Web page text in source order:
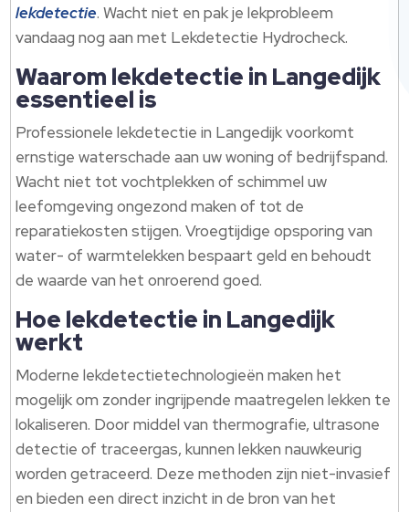
lekdetectie. Wacht niet en pak je lekprobleem
vandaag nog aan met Lekdetectie Hydrocheck.
Waarom lekdetectie in Langedijk
essentieel is
Professionele lekdetectie in Langedijk voorkomt
ernstige waterschade aan uw woning of bedrijfspand.
Wacht niet tot vochtplekken of schimmel uw
leefomgeving ongezond maken of tot de
reparatiekosten stijgen. Vroegtijdige opsporing van
water- of warmtelekken bespaart geld en behoudt
de waarde van het onroerend goed.
Hoe lekdetectie in Langedijk
werkt
Moderne lekdetectietechnologieën maken het
mogelijk om zonder ingrijpende maatregelen lekken te
lokaliseren. Door middel van thermografie, ultrasone
detectie of traceergas, kunnen lekken nauwkeurig
worden getraceerd. Deze methoden zijn niet-invasief
en bieden een direct inzicht in de bron van het